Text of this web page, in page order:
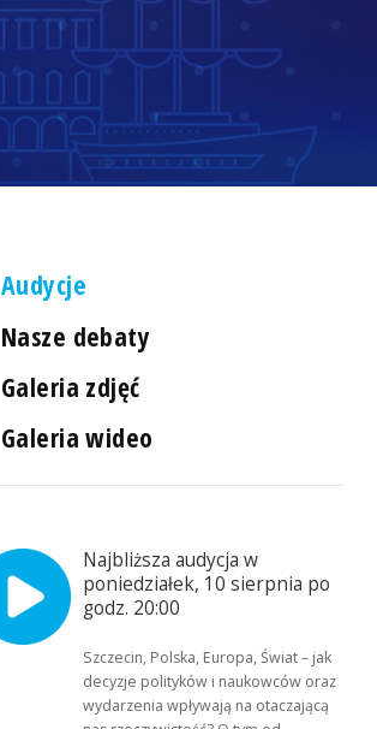
Audycje
Nasze debaty
Galeria zdjęć
Galeria wideo
Najbliższa audycja w
poniedziałek, 10 sierpnia po
godz. 20:00
Szczecin, Polska, Europa, Świat – jak
decyzje polityków i naukowców oraz
wydarzenia wpływają na otaczającą